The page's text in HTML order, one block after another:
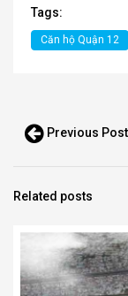
Tags:
Căn hộ Quận 12
Previous Post
Related posts